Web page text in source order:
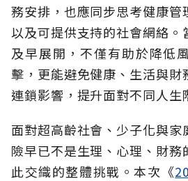
務安排，也應同步思考健康管
以及可提供支持的社會網絡。
及早展開，不僅有助於降低
擊，更能避免健康、生活與財
連鎖影響，提升面對不同人生
面對超高齡社會、少子化與家
險早已不是生理、心理、財務
此交織的整體挑戰。本次《